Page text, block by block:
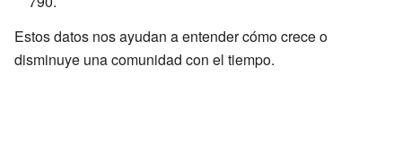
Estos datos nos ayudan a entender cómo crece o
disminuye una comunidad con el tiempo.